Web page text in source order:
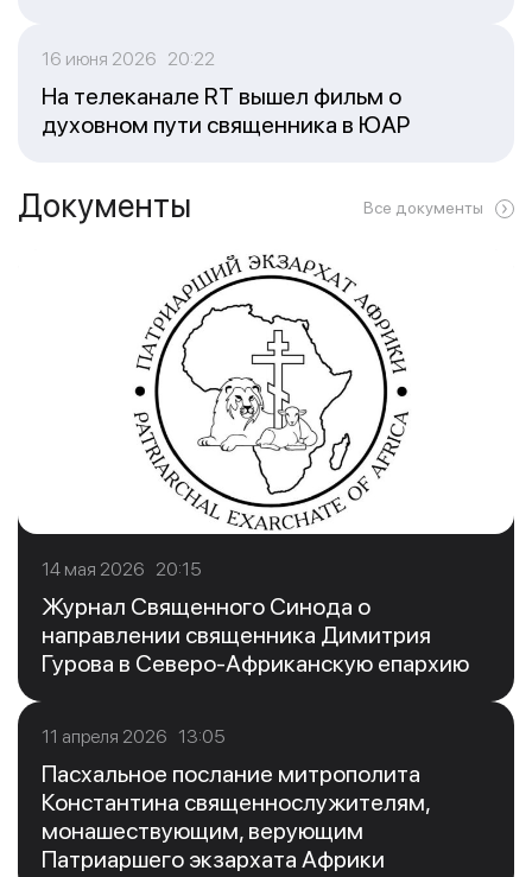
16 июня 2026 20:22
На телеканале RT вышел фильм о
духовном пути священника в ЮАР
Документы Все документы
14 мая 2026 20:15
Журнал Священного Синода о
направлении священника Димитрия
Гурова в Северо-Африканскую епархию
11 апреля 2026 13:05
Пасхальное послание митрополита
Константина священнослужителям,
монашествующим, верующим
Патриаршего экзархата Африки